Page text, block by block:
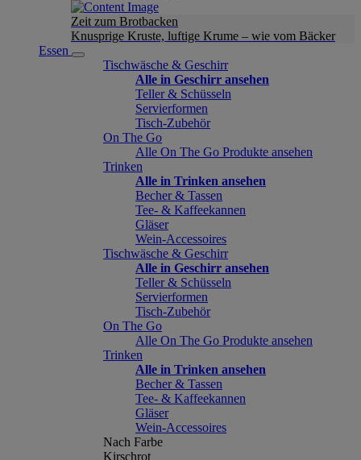
Zeit zum Brotbacken
Knusprige Kruste, luftige Krume – wie vom Bäcker
Essen
Tischwäsche & Geschirr
Alle in Geschirr ansehen
Teller & Schüsseln
Servierformen
Tisch-Zubehör
On The Go
Alle On The Go Produkte ansehen
Trinken
Alle in Trinken ansehen
Becher & Tassen
Tee- & Kaffeekannen
Gläser
Wein-Accessoires
Tischwäsche & Geschirr
Alle in Geschirr ansehen
Teller & Schüsseln
Servierformen
Tisch-Zubehör
On The Go
Alle On The Go Produkte ansehen
Trinken
Alle in Trinken ansehen
Becher & Tassen
Tee- & Kaffeekannen
Gläser
Wein-Accessoires
Nach Farbe
Kirschrot